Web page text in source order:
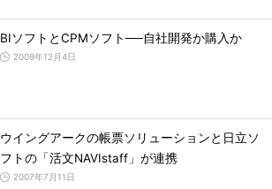
BIソフトとCPMソフト──自社開発か購入か
2009年12月4日
ウイングアークの帳票ソリューションと日立ソ
フトの「活文NAVIstaff」が連携
2007年7月11日